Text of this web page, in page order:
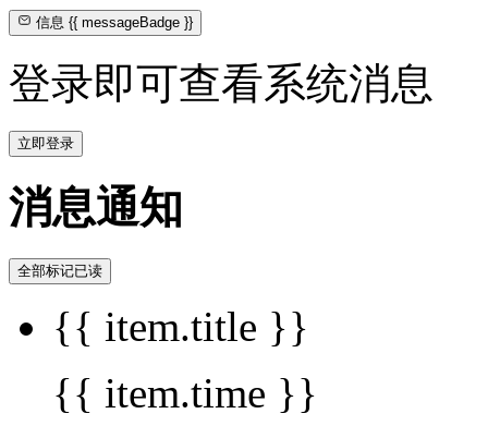
信息{{ messageBadge }}
登录即可查看系统消息
立即登录
消息通知
全部标记已读
{{ item.title }}
{{ item.time }}